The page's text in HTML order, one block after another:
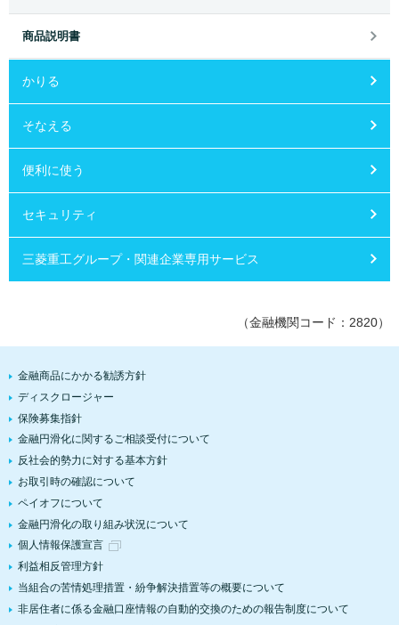
商品説明書
かりる
そなえる
便利に使う
セキュリティ
三菱重工グループ・関連企業専用サービス
（金融機関コード：2820）
金融商品にかかる勧誘方針
ディスクロージャー
保険募集指針
金融円滑化に関するご相談受付について
反社会的勢力に対する基本方針
お取引時の確認について
ペイオフについて
金融円滑化の取り組み状況について
個人情報保護宣言
利益相反管理方針
当組合の苦情処理措置・紛争解決措置等の概要について
非居住者に係る金融口座情報の自動的交換のための報告制度について